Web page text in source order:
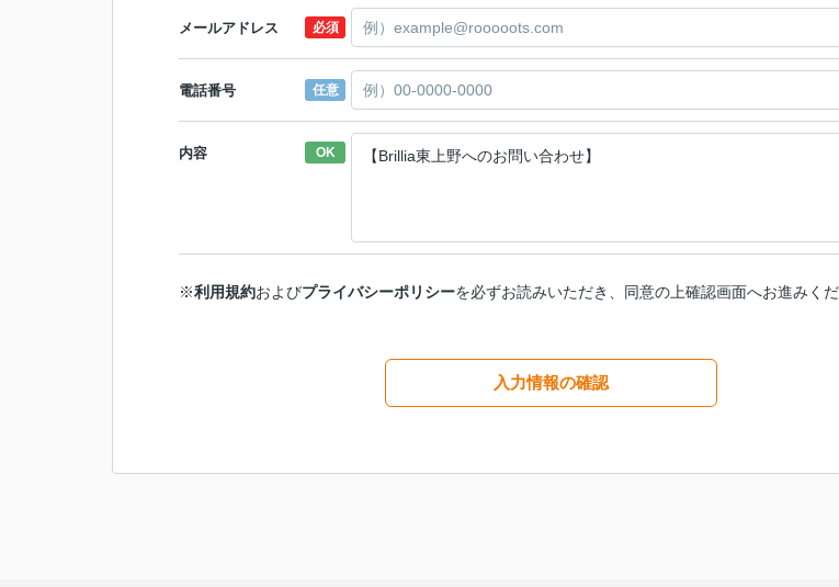
メールアドレス 必須
電話番号 任意
内容 OK
※利用規約およびプライバシーポリシーを必ずお読みいただき、同意の上確認画面へお進みくだ
入力情報の確認